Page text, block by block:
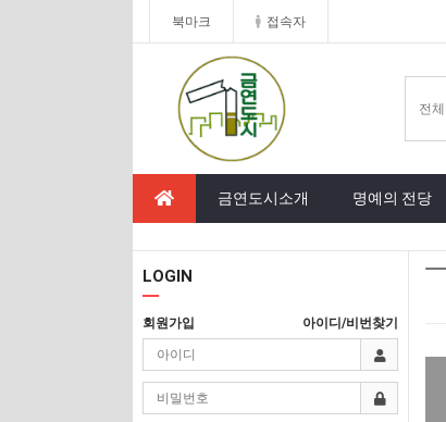
북마크 접속자
금연도시소개 명예의 전당
LOGIN
회원가입 아이디/비번찾기